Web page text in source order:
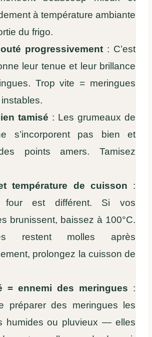
à température ambiante
du frigo.
progressivement : C’est
leur tenue et leur brillance
Trop vite = meringues
tamisé : Les grumeaux de
s’incorporent pas bien et
points amers. Tamisez
température de cuisson :
four est différent. Si vos
brunissent, baissez à 100°C.
restent molles après
prolongez la cuisson de
= ennemi des meringues :
préparer des meringues les
humides ou pluvieux — elles